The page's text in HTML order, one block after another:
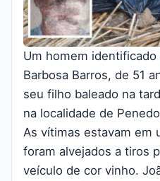
Um homem
Barbosa Barros, de 51
seu filho baleado na
na localidade de
As vítimas estavam em
foram alvejados a tiros
veículo de cor vinho.